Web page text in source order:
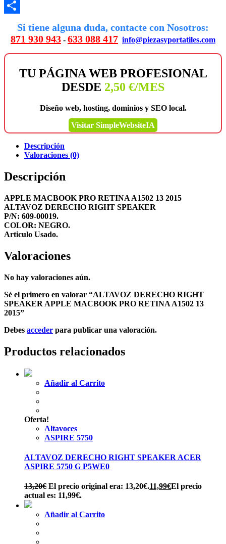
Email
Si tiene alguna duda, contacte con Nosotros:
871 930 943 - 633 088 417 info@piezasyportatiles.com
TU PÁGINA WEB PROFESIONAL
DESDE 2,50 €/MES
Diseño web, hosting, dominios y SEO local.
Visitar SimpleWebsiteIA
Descripción
Valoraciones (0)
Descripción
APPLE MACBOOK PRO RETINA A1502 13 2015
ALTAVOZ DERECHO RIGHT SPEAKER
P/N: 609-00019.
COLOR: NEGRO.
Articulo Usado.
Valoraciones
No hay valoraciones aún.
Sé el primero en valorar “ALTAVOZ DERECHO RIGHT
SPEAKER APPLE MACBOOK PRO RETINA A1502 13
2015”
Debes acceder para publicar una valoración.
Productos relacionados
Añadir al Carrito
Oferta!
Altavoces
ASPIRE 5750
ALTAVOZ DERECHO RIGHT SPEAKER ACER
ASPIRE 5750 G P5WE0
13,20€ El precio original era: 13,20€.11,99€El precio
actual es: 11,99€.
Añadir al Carrito